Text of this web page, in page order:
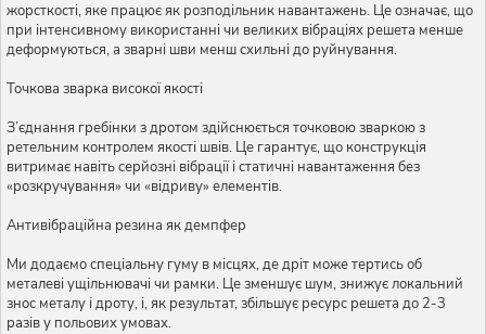
жорсткості, яке працює як розподільник навантажень. Це означає, що
при інтенсивному використанні чи великих вібраціях решета менше
деформуються, а зварні шви менш схильні до руйнування.
Точкова зварка високої якості
З’єднання гребінки з дротом здійснюється точковою зваркою з
ретельним контролем якості швів. Це гарантує, що конструкція
витримає навіть серйозні вібрації і статичні навантаження без
«розкручування» чи «відриву» елементів.
Антивібраційна резина як демпфер
Ми додаємо спеціальну гуму в місцях, де дріт може тертись об
металеві ущільнювачі чи рамки. Це зменшує шум, знижує локальний
знос металу і дроту, і, як результат, збільшує ресурс решета до 2-3
разів у польових умовах.